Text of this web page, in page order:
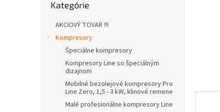
kategórie
Kategórie
AKCIOVÝ TOVAR !!!
Kompresory
Špeciálne kompresory
Kompresory Line so špeciálným
dizajnom
Mobilné bezolejové kompresory Pro
Line Zero, 1,5 - 3 kW, klinové remene
Malé profesionálne kompresory Line